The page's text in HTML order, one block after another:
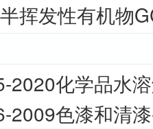
挥发性有机物
2020化学品水
2009色漆和清